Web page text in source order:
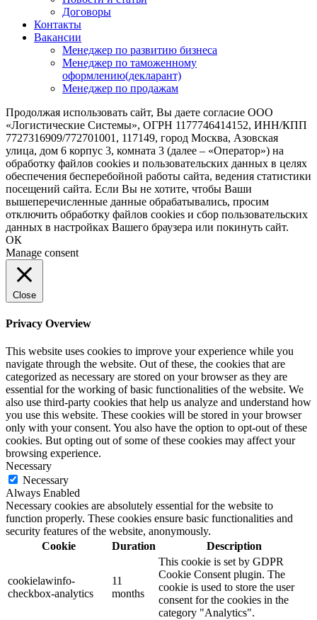
Договоры
Контакты
Вакансии
Менеджер по развитию бизнеса
Менеджер по таможенному
оформлению(декларант)
Менеджер по продажам
Продолжая использовать сайт, Вы даете согласие ООО
«Логистические Системы», ОГРН 1177746414152, ИНН/КПП
7727316909/772701001, 117149, город Москва, Азовская
улица, дом 6 корпус 3, комната 3 (далее – «Оператор») на
обработку файлов cookies и пользовательских данных в целях
обеспечения бесперебойной работы сайта, ведения статистики
посещений сайта. Если Вы не хотите, чтобы Ваши
вышеперечисленные данные обрабатывались, просим
отключить обработку файлов cookies и сбор пользовательских
данных в настройках Вашего браузера или покинуть сайт.
ОК
Manage consent
Close
Privacy Overview
This website uses cookies to improve your experience while you
navigate through the website. Out of these, the cookies that are
categorized as necessary are stored on your browser as they are
essential for the working of basic functionalities of the website. We
also use third-party cookies that help us analyze and understand how
you use this website. These cookies will be stored in your browser
only with your consent. You also have the option to opt-out of these
cookies. But opting out of some of these cookies may affect your
browsing experience.
Necessary
Necessary
Always Enabled
Necessary cookies are absolutely essential for the website to
function properly. These cookies ensure basic functionalities and
security features of the website, anonymously.
Cookie
Duration Description
cookielawinfo-
checkbox-analytics
11
months
This cookie is set by GDPR
Cookie Consent plugin. The
cookie is used to store the user
consent for the cookies in the
category "Analytics".